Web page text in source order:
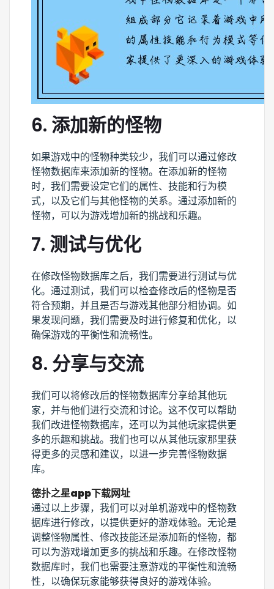
6. 添加新的怪物
如果游戏中的怪物种类较少，我们可以通过修改
怪物数据库来添加新的怪物。在添加新的怪物
时，我们需要设定它们的属性、技能和行为模
式，以及它们与其他怪物的关系。通过添加新的
怪物，可以为游戏增加新的挑战和乐趣。
7. 测试与优化
在修改怪物数据库之后，我们需要进行测试与优
化。通过测试，我们可以检查修改后的怪物是否
符合预期，并且是否与游戏其他部分相协调。如
果发现问题，我们需要及时进行修复和优化，以
确保游戏的平衡性和流畅性。
8. 分享与交流
我们可以将修改后的怪物数据库分享给其他玩
家，并与他们进行交流和讨论。这不仅可以帮助
我们改进怪物数据库，还可以为其他玩家提供更
多的乐趣和挑战。我们也可以从其他玩家那里获
得更多的灵感和建议，以进一步完善怪物数据
库。
德扑之星app下载网址
通过以上步骤，我们可以对单机游戏中的怪物数
据库进行修改，以提供更好的游戏体验。无论是
调整怪物属性、修改技能还是添加新的怪物，都
可以为游戏增加更多的挑战和乐趣。在修改怪物
数据库时，我们也需要注意游戏的平衡性和流畅
性，以确保玩家能够获得良好的游戏体验。